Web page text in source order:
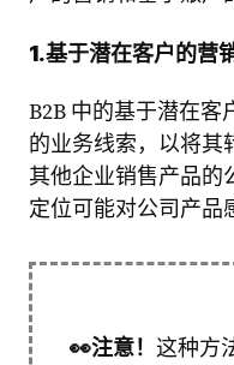
1.基于潜在客户的营
B2B 中的基于潜在客
的业务线索，以将其
其他企业销售产品的
定位可能对公司产品
👀注意！ 这种方